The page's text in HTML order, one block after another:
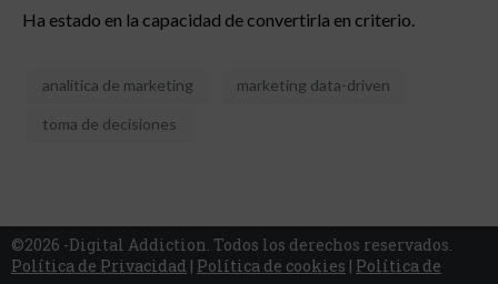
Ha estado en la capacidad de convertirla en criterio.
analítica de marketing marketing data-driven
toma de decisiones
©2026 -Digital Addiction. Todos los derechos reservados.
Política de Privacidad | Política de cookies | Política de